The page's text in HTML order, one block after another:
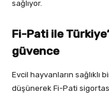
sağlıyor.
Fi-Pati ile
güvence
Evcil hayvanların sağlıklı
düşünerek Fi-Pati